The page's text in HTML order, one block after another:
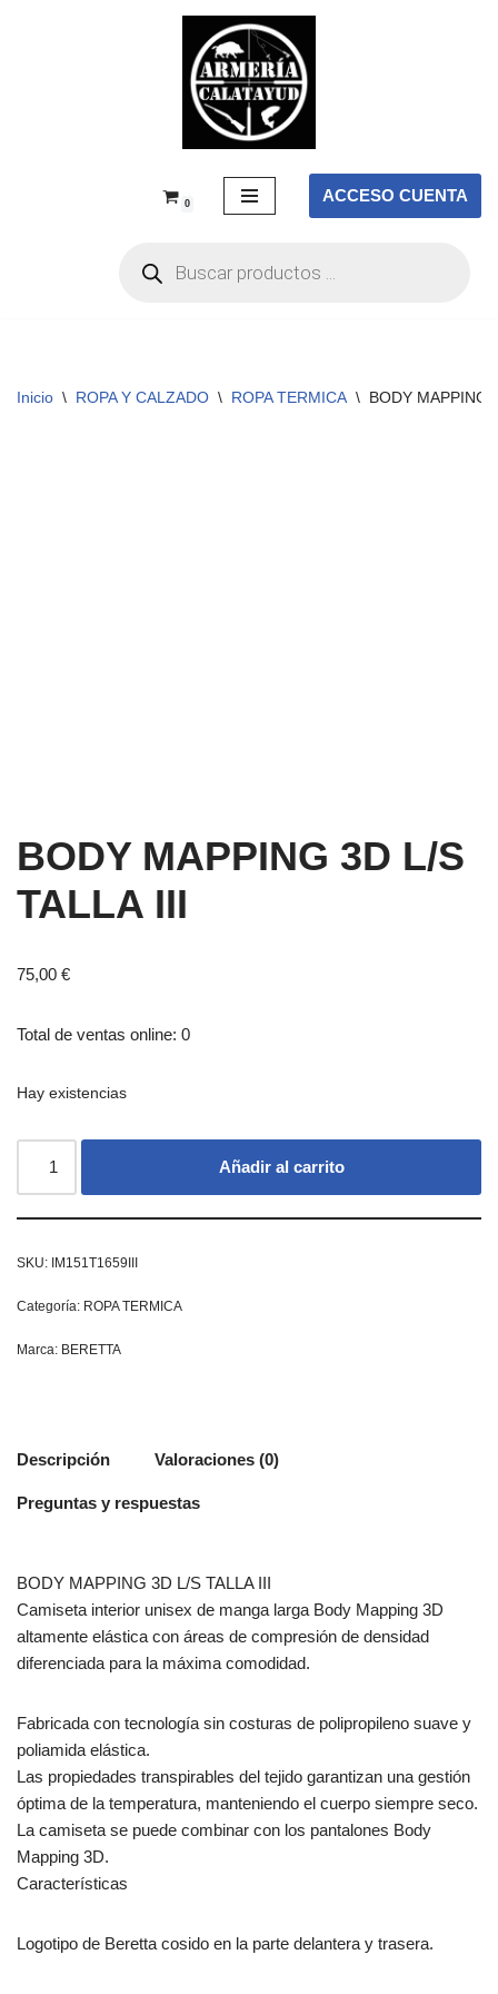
0 ACCESO CUENTA
Inicio \ ROPA Y CALZADO \ ROPA TERMICA \ BODY MAPPING
BODY MAPPING 3D L/S
TALLA III
75,00 €
Total de ventas online: 0
Hay existencias
Añadir al carrito
SKU: IM151T1659III
Categoría: ROPA TERMICA
Marca: BERETTA
Descripción Valoraciones (0)
Preguntas y respuestas
BODY MAPPING 3D L/S TALLA III
Camiseta interior unisex de manga larga Body Mapping 3D
altamente elástica con áreas de compresión de densidad
diferenciada para la máxima comodidad.
Fabricada con tecnología sin costuras de polipropileno suave y
poliamida elástica.
Las propiedades transpirables del tejido garantizan una gestión
óptima de la temperatura, manteniendo el cuerpo siempre seco.
La camiseta se puede combinar con los pantalones Body
Mapping 3D.
Características
Logotipo de Beretta cosido en la parte delantera y trasera.